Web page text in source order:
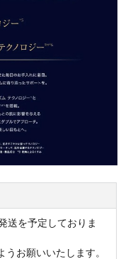
送を予定しておりま
お願いいたします。